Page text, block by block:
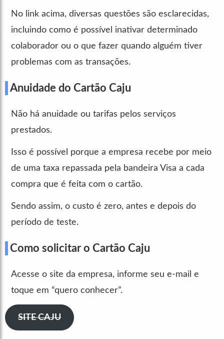
No link acima, diversas questões são esclarecidas,
incluindo como é possível inativar determinado
colaborador ou o que fazer quando alguém tiver
problemas com as transações.
Anuidade do Cartão Caju
Não há anuidade ou tarifas pelos serviços
prestados.
Isso é possível porque a empresa recebe por meio
de uma taxa repassada pela bandeira Visa a cada
compra que é feita com o cartão.
Sendo assim, o custo é zero, antes e depois do
período de teste.
Como solicitar o Cartão Caju
Acesse o site da empresa, informe seu e-mail e
toque em “quero conhecer”.
SITE CAJU